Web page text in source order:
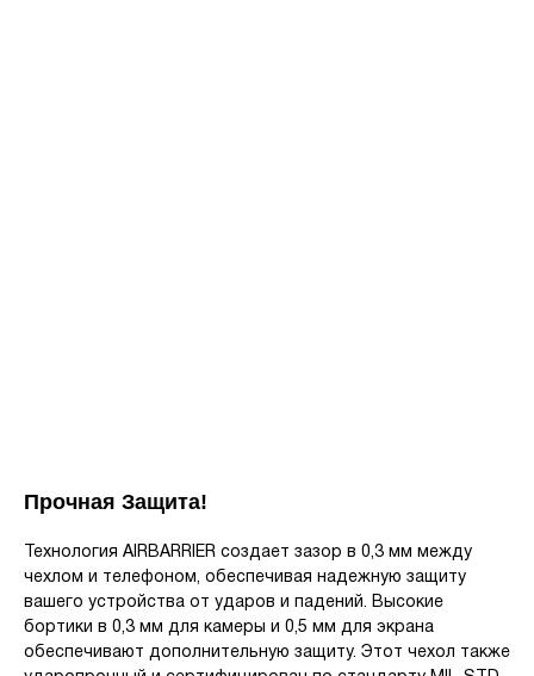
Прочная Защита!
Технология AIRBARRIER создает зазор в 0,3 мм между
чехлом и телефоном, обеспечивая надежную защиту
вашего устройства от ударов и падений. Высокие
бортики в 0,3 мм для камеры и 0,5 мм для экрана
обеспечивают дополнительную защиту. Этот чехол также